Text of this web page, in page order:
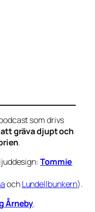
som drivs
gräva djupt och
.
Tommie
ochLundellbunkern).
Årneby.